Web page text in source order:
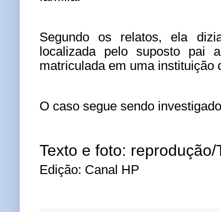
Segundo os relatos, ela
localizada pelo suposto pai
matriculada em uma instituição
O caso segue sendo
Texto e foto:
Edição: Canal HP